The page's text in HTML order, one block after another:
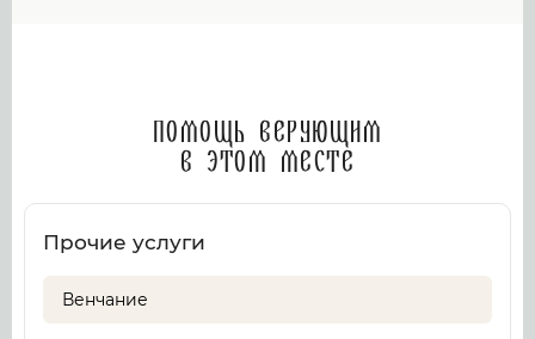
Помощь верующим
в этом месте
Прочие услуги
Венчание